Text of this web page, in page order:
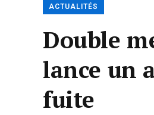
ACTUALITÉS
Double
lance un
fuite